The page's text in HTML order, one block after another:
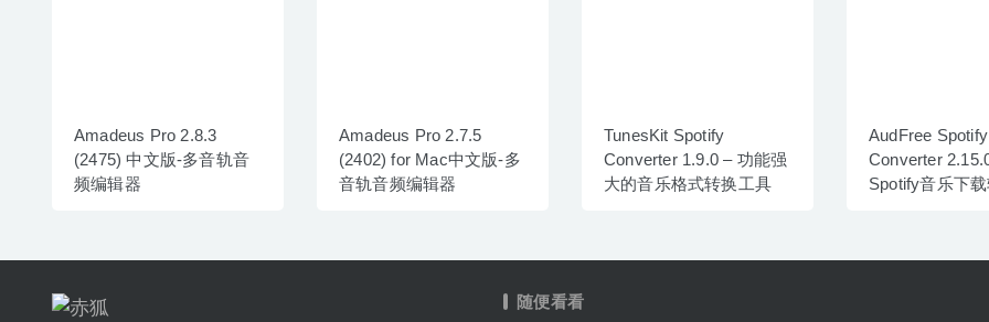
Amadeus Pro 2.8.3
(2475) 中文版-多音轨音
频编辑器
Amadeus Pro 2.7.5
(2402) for Mac中文版-多
音轨音频编辑器
TunesKit Spotify
Converter 1.9.0 – 功能强
大的音乐格式转换工具
AudFree
Converter
Spotify音乐下
随便看看